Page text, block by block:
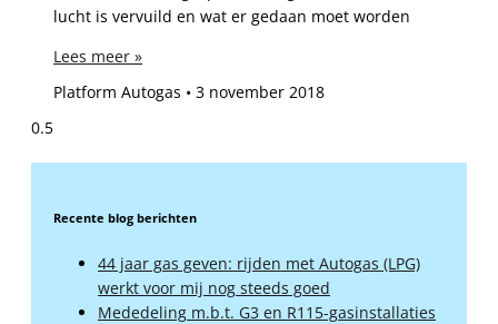
lucht is vervuild en wat er gedaan moet worden
Lees meer »
Platform Autogas
3 november 2018
Recente blog berichten
44 jaar gas geven: rijden met Autogas (LPG)
werkt voor mij nog steeds goed
Mededeling m.b.t. G3 en R115-gasinstallaties